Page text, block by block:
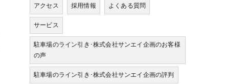
アクセス
採用情報
よくある質問
サービス
駐車場のライン引き･株式会社サンエイ企画のお客様
の声
駐車場のライン引き･株式会社サンエイ企画の評判